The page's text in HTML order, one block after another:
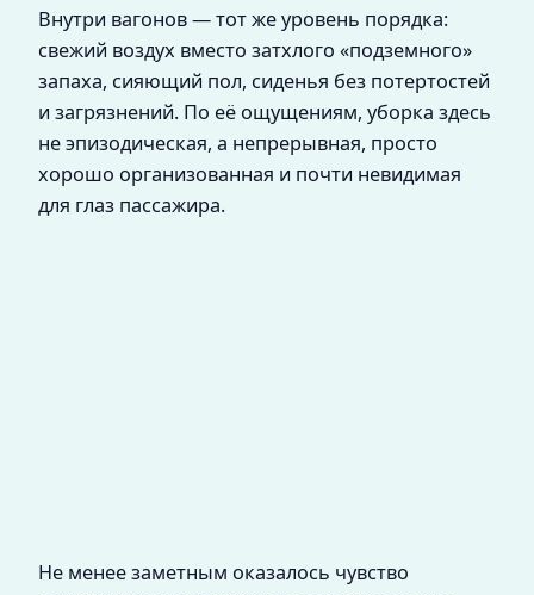
Внутри вагонов — тот же уровень порядка:
свежий воздух вместо затхлого «подземного»
запаха, сияющий пол, сиденья без потертостей
и загрязнений. По её ощущениям, уборка здесь
не эпизодическая, а непрерывная, просто
хорошо организованная и почти невидимая
для глаз пассажира.
Не менее заметным оказалось чувство